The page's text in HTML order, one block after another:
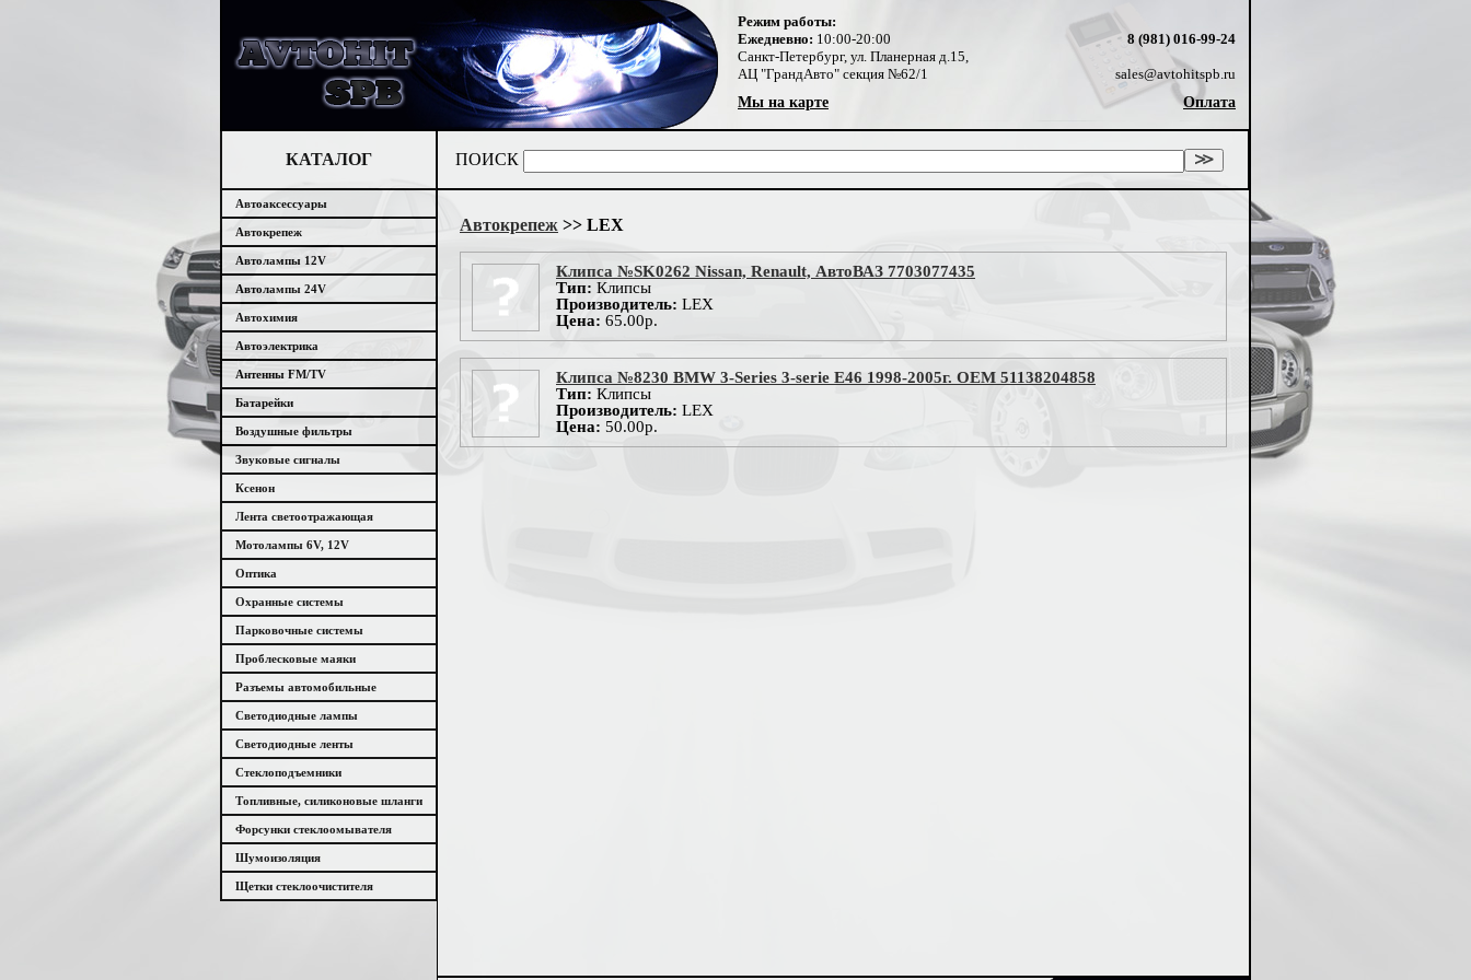
Режим работы:
Ежедневно: 10:00-20:00
Санкт-Петербург, ул. Планерная д.15,
АЦ "ГрандАвто" секция №62/1
Мы на карте
8 (981) 016-99-24
sales@avtohitspb.ru
Оплата
КАТАЛОГ
Автоаксессуары
Автокрепеж
Автолампы 12V
Автолампы 24V
Автохимия
Автоэлектрика
Антенны FM/TV
Батарейки
Воздушные фильтры
Звуковые сигналы
Ксенон
Лента светоотражающая
Мотолампы 6V, 12V
Оптика
Охранные системы
Парковочные системы
Проблесковые маяки
Разъемы автомобильные
Светодиодные лампы
Светодиодные ленты
Стеклоподъемники
Топливные, силиконовые шланги
Форсунки стеклоомывателя
Шумоизоляция
Щетки стеклоочистителя
ПОИСК
Автокрепеж >> LEX
Клипса №SK0262 Nissan, Renault, АвтоВАЗ 7703077435
Тип: Клипсы
Производитель: LEX
Цена: 65.00р.
Клипса №8230 BMW 3-Series 3-serie E46 1998-2005г. OEM 51138204858
Тип: Клипсы
Производитель: LEX
Цена: 50.00р.